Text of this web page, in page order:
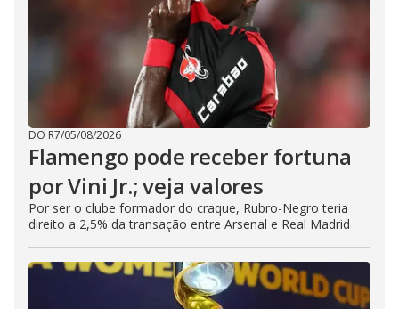
DO R7/05/08/2026
Flamengo pode receber fortuna
por Vini Jr.; veja valores
Por ser o clube formador do craque, Rubro-Negro teria
direito a 2,5% da transação entre Arsenal e Real Madrid